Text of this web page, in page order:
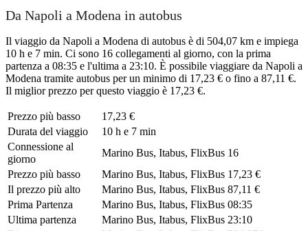
Da Napoli a Modena in autobus
Il viaggio da Napoli a Modena di autobus è di 504,07 km e impiega
10 h e 7 min. Ci sono 16 collegamenti al giorno, con la prima
partenza a 08:35 e l'ultima a 23:10. È possibile viaggiare da Napoli a
Modena tramite autobus per un minimo di 17,23 € o fino a 87,11 €.
Il miglior prezzo per questo viaggio è 17,23 €.
Prezzo più basso
17,23 €
Durata del viaggio
10 h e 7 min
Connessione al
giorno
Marino Bus, Itabus, FlixBus 16
Prezzo più basso
Marino Bus, Itabus, FlixBus 17,23 €
Il prezzo più alto
Marino Bus, Itabus, FlixBus 87,11 €
Prima Partenza
Marino Bus, Itabus, FlixBus 08:35
Ultima partenza
Marino Bus, Itabus, FlixBus 23:10